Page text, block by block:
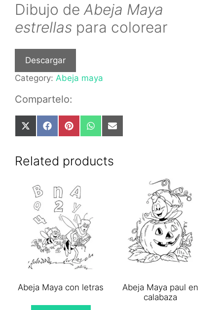
Dibujo de Abeja Maya
estrellas para colorear
Descargar
Category: Abeja maya
Compartelo:
Share
on
(Twitter)
Share
on
Share
on
Share
on
Share
on
Related products
Abeja Maya con letras
Abeja Maya paul en
calabaza